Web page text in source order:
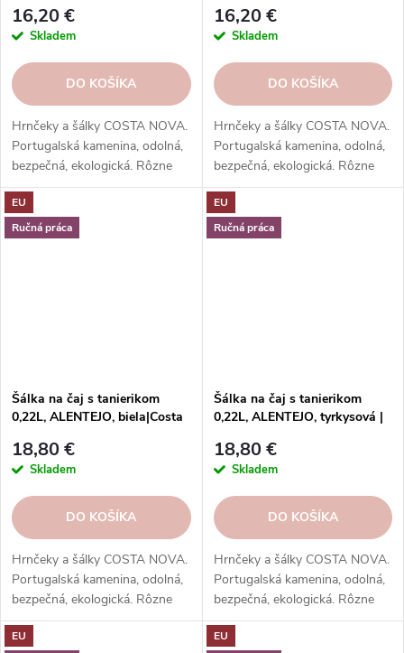
16,20 €
Skladem
DO KOŠÍKA
Hrnčeky a šálky COSTA NOVA.
Portugalská kamenina, odolná,
bezpečná, ekologická. Rôzne
tvary, farby, vzory. Ideálne na
kávu, espresso, cappuccino,
lungo, čaj, kakao a iné.
16,20 €
Skladem
DO KOŠÍKA
Hrnčeky a šálky COSTA NOVA.
Portugalská kamenina, odolná,
bezpečná, ekologická. Rôzne
tvary, farby, vzory. Ideálne na
kávu, espresso, cappuccino,
lungo, čaj, kakao a iné.
EU
Ručná práca
Šálka na čaj s tanierikom
0,22L, ALENTEJO, biela|Costa
18,80 €
Skladem
DO KOŠÍKA
Hrnčeky a šálky COSTA NOVA.
Portugalská kamenina, odolná,
bezpečná, ekologická. Rôzne
tvary, farby, vzory. Ideálne na
kávu, espresso, cappuccino,
EU
Ručná práca
Šálka na čaj s tanierikom
0,22L, ALENTEJO, tyrkysová |
18,80 €
Skladem
DO KOŠÍKA
Hrnčeky a šálky COSTA NOVA.
Portugalská kamenina, odolná,
bezpečná, ekologická. Rôzne
tvary, farby, vzory. Ideálne na
kávu, espresso, cappuccino,
EU EU